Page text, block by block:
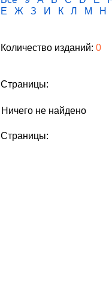
Е
Ж З И К Л М Н
Количество изданий: 0
Страницы:
Ничего не найдено
Страницы: